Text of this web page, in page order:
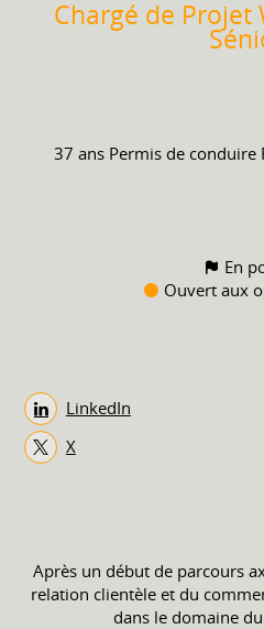
Chargé de Projet
37 ans Permis de conduire
En
Ouvert aux
LinkedIn
X
Après un début de parcours
relation clientèle et du
dans le domaine